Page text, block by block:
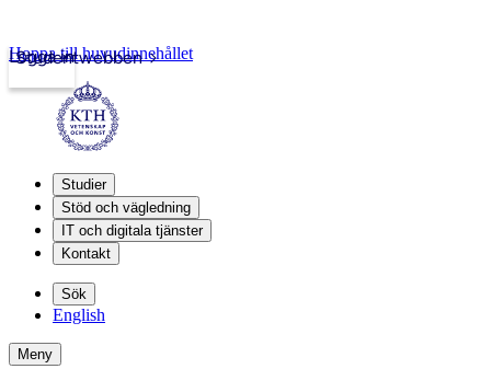
Studentwebben
Logga in
Hoppa till huvudinnehållet
Studier
Stöd och vägledning
IT och digitala tjänster
Kontakt
Sök
English
Meny